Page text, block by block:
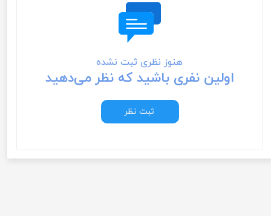
هنوز نظری ثبت نشده
اولین نفری باشید که نظر می‌دهید
ثبت نظر